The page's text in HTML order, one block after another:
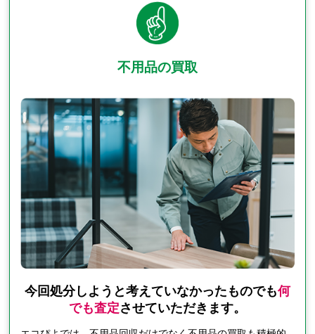
不用品の買取
今回処分しようと考えていなかったものでも何
でも査定させていただきます。